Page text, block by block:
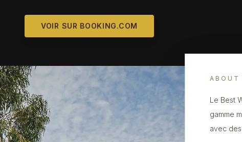
VOIR SUR BOOKING.COM
ABOUT
Le Best
gamme
avec